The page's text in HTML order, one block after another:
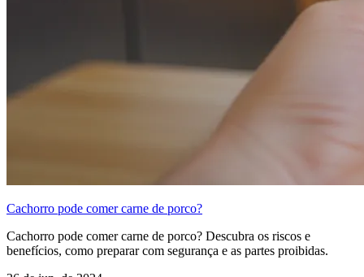
Cachorro pode comer carne de porco?
Cachorro pode comer carne de porco? Descubra os riscos e
benefícios, como preparar com segurança e as partes proibidas.